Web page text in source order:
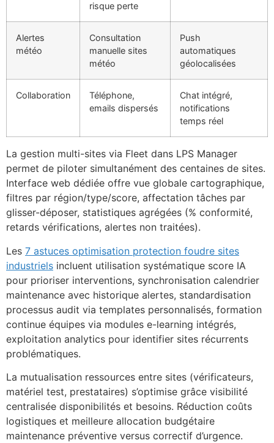
risque perte
Alertes
météo
Consultation
manuelle sites
météo
Push
automatiques
géolocalisées
Collaboration
Téléphone,
emails dispersés
Chat intégré,
notifications
temps réel
La gestion multi-sites via Fleet dans LPS Manager
permet de piloter simultanément des centaines de sites.
Interface web dédiée offre vue globale cartographique,
filtres par région/type/score, affectation tâches par
glisser-déposer, statistiques agrégées (% conformité,
retards vérifications, alertes non traitées).
Les 7 astuces optimisation protection foudre sites
industriels incluent utilisation systématique score IA
pour prioriser interventions, synchronisation calendrier
maintenance avec historique alertes, standardisation
processus audit via templates personnalisés, formation
continue équipes via modules e-learning intégrés,
exploitation analytics pour identifier sites récurrents
problématiques.
La mutualisation ressources entre sites (vérificateurs,
matériel test, prestataires) s’optimise grâce visibilité
centralisée disponibilités et besoins. Réduction coûts
logistiques et meilleure allocation budgétaire
maintenance préventive versus correctif d’urgence.